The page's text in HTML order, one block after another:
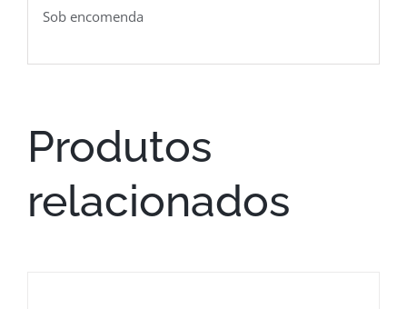
Sob encomenda
Produtos
relacionados